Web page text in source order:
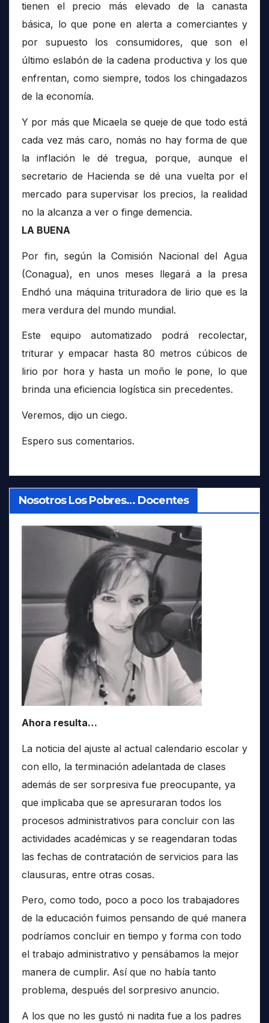
tienen el precio más elevado de la canasta
básica, lo que pone en alerta a comerciantes y
por supuesto los consumidores, que son el
último eslabón de la cadena productiva y los que
enfrentan, como siempre, todos los chingadazos
de la economía.
Y por más que Micaela se queje de que todo está
cada vez más caro, nomás no hay forma de que
la inflación le dé tregua, porque, aunque el
secretario de Hacienda se dé una vuelta por el
mercado para supervisar los precios, la realidad
no la alcanza a ver o finge demencia.
LA BUENA
Por fin, según la Comisión Nacional del Agua
(Conagua), en unos meses llegará a la presa
Endhó una máquina trituradora de lirio que es la
mera verdura del mundo mundial.
Este equipo automatizado podrá recolectar,
triturar y empacar hasta 80 metros cúbicos de
lirio por hora y hasta un moño le pone, lo que
brinda una eficiencia logística sin precedentes.
Veremos, dijo un ciego.
Espero sus comentarios.
Nosotros Los Pobres… Docentes
Ahora resulta…
La noticia del ajuste al actual calendario escolar y
con ello, la terminación adelantada de clases
además de ser sorpresiva fue preocupante, ya
que implicaba que se apresuraran todos los
procesos administrativos para concluir con las
actividades académicas y se reagendaran todas
las fechas de contratación de servicios para las
clausuras, entre otras cosas.
Pero, como todo, poco a poco los trabajadores
de la educación fuimos pensando de qué manera
podríamos concluir en tiempo y forma con todo
el trabajo administrativo y pensábamos la mejor
manera de cumplir. Así que no había tanto
problema, después del sorpresivo anuncio.
A los que no les gustó ni nadita fue a los padres